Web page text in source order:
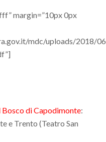
margin=”10px 0px
mdc/uploads/2018/
Bosco di Capodimonte:
e Trento (Teatro San